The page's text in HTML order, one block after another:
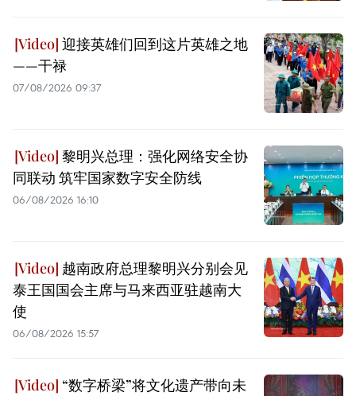
迎接英雄们回到这片英雄之地
——干禄
07/08/2026 09:37
黎明兴总理：强化网络安全协
同联动 筑牢国家数字安全防线
06/08/2026 16:10
越南政府总理黎明兴分别会见
泰王国国会主席与马来西亚驻越南大
使
06/08/2026 15:57
“数字桥梁”将文化遗产带向未